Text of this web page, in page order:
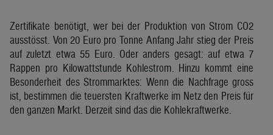
Zertifikate benötigt, wer bei der Produktion von Strom CO2
ausstösst. Von 20 Euro pro Tonne Anfang Jahr stieg der Preis
auf zuletzt etwa 55 Euro. Oder anders gesagt: auf etwa 7
Rappen pro Kilowattstunde Kohlestrom. Hinzu kommt eine
Besonderheit des Strommarktes: Wenn die Nachfrage gross
ist, bestimmen die teuersten Kraftwerke im Netz den Preis für
den ganzen Markt. Derzeit sind das die Kohlekraftwerke.